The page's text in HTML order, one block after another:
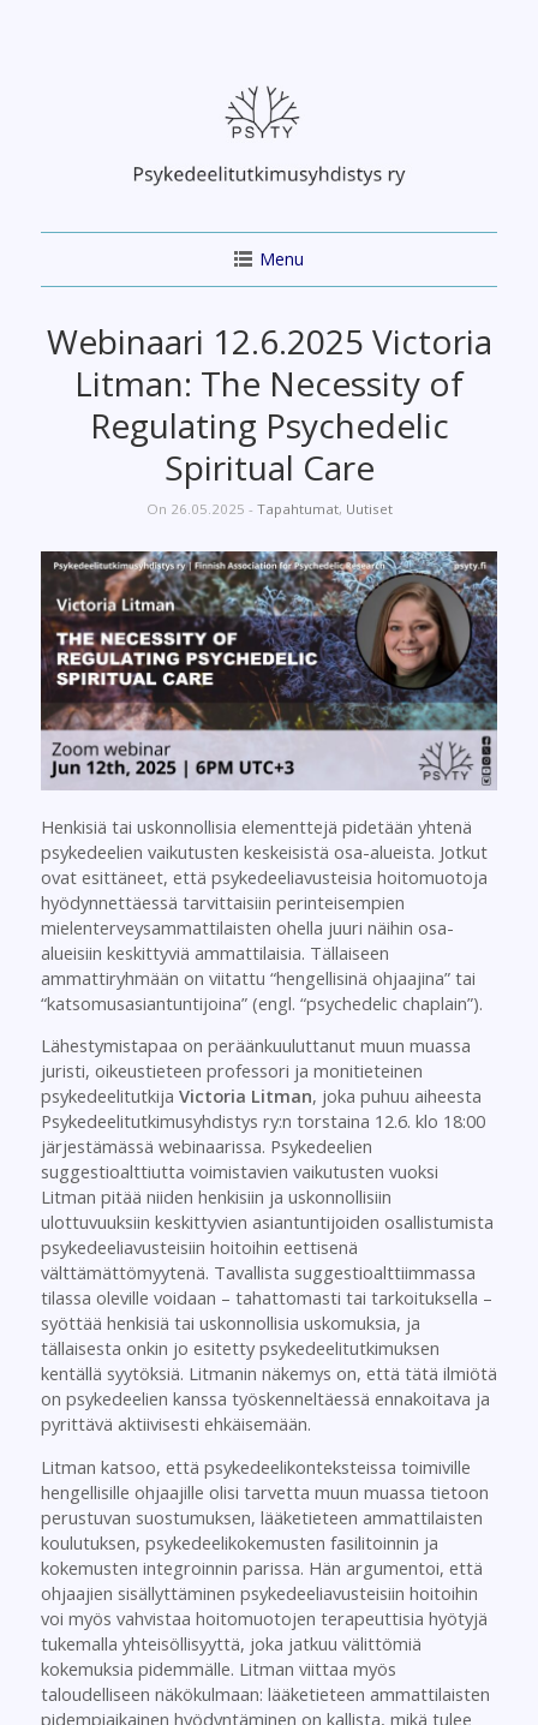
Menu
Webinaari 12.6.2025 Victoria
Litman: The Necessity of
Regulating Psychedelic
Spiritual Care
On 26.05.2025 - Tapahtumat, Uutiset
Henkisiä tai uskonnollisia elementtejä pidetään yhtenä
psykedeelien vaikutusten keskeisistä osa-alueista. Jotkut
ovat esittäneet, että psykedeeliavusteisia hoitomuotoja
hyödynnettäessä tarvittaisiin perinteisempien
mielenterveysammattilaisten ohella juuri näihin osa-
alueisiin keskittyviä ammattilaisia. Tällaiseen
ammattiryhmään on viitattu “hengellisinä ohjaajina” tai
“katsomusasiantuntijoina” (engl. “psychedelic chaplain”).
Lähestymistapaa on peräänkuuluttanut muun muassa
juristi, oikeustieteen professori ja monitieteinen
psykedeelitutkija Victoria Litman, joka puhuu aiheesta
Psykedeelitutkimusyhdistys ry:n torstaina 12.6. klo 18:00
järjestämässä webinaarissa. Psykedeelien
suggestioalttiutta voimistavien vaikutusten vuoksi
Litman pitää niiden henkisiin ja uskonnollisiin
ulottuvuuksiin keskittyvien asiantuntijoiden osallistumista
psykedeeliavusteisiin hoitoihin eettisenä
välttämättömyytenä. Tavallista suggestioalttiimmassa
tilassa oleville voidaan – tahattomasti tai tarkoituksella –
syöttää henkisiä tai uskonnollisia uskomuksia, ja
tällaisesta onkin jo esitetty psykedeelitutkimuksen
kentällä syytöksiä. Litmanin näkemys on, että tätä ilmiötä
on psykedeelien kanssa työskenneltäessä ennakoitava ja
pyrittävä aktiivisesti ehkäisemään.
Litman katsoo, että psykedeelikonteksteissa toimiville
hengellisille ohjaajille olisi tarvetta muun muassa tietoon
perustuvan suostumuksen, lääketieteen ammattilaisten
koulutuksen, psykedeelikokemusten fasilitoinnin ja
kokemusten integroinnin parissa. Hän argumentoi, että
ohjaajien sisällyttäminen psykedeeliavusteisiin hoitoihin
voi myös vahvistaa hoitomuotojen terapeuttisia hyötyjä
tukemalla yhteisöllisyyttä, joka jatkuu välittömiä
kokemuksia pidemmälle. Litman viittaa myös
taloudelliseen näkökulmaan: lääketieteen ammattilaisten
pidempiaikainen hyödyntäminen on kallista, mikä tulee